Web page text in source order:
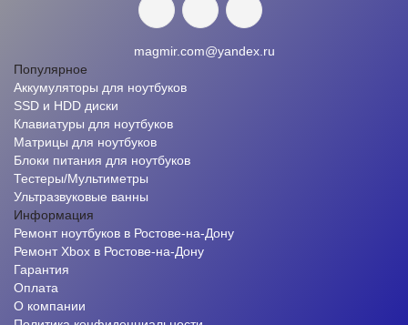
magmir.com@yandex.ru
Популярное
Аккумуляторы для ноутбуков
SSD и HDD диски
Клавиатуры для ноутбуков
Матрицы для ноутбуков
Блоки питания для ноутбуков
Тестеры/Мультиметры
Ультразвуковые ванны
Информация
Ремонт ноутбуков в Ростове-на-Дону
Ремонт Xbox в Ростове-на-Дону
Гарантия
Оплата
О компании